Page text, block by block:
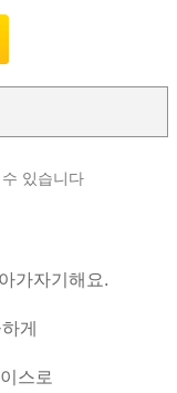
있습니다
가자기해요.
게
스로